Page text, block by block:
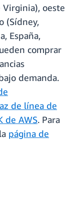
Virginia), oeste
(Sídney,
España,
comprar
demanda.
de línea de
de AWS. Para
página de